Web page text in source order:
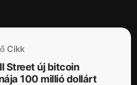
Cikk
Street új bitcoin
100 millió dollárt